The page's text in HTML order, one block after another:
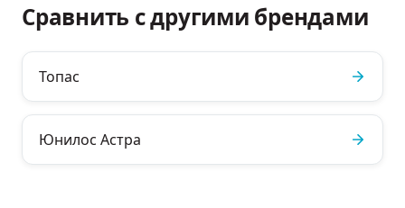
Сравнить с другими брендами
Топас
Юнилос Астра